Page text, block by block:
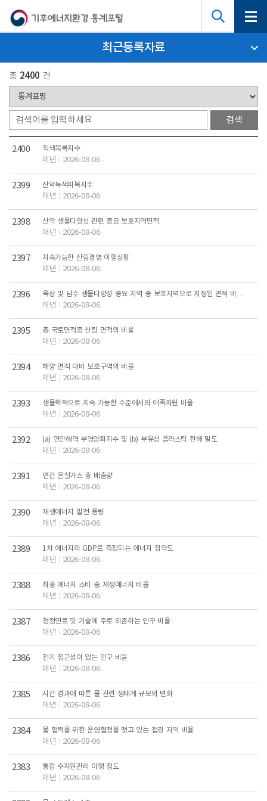
최근등록자료
총 2400 건
2400 적색목록지수
매년 2026-08-06
2399 산악녹색피복지수
매년 2026-08-06
2398 산악 생물다양성 관련 중요 보호지역면적
매년 2026-08-06
2397 지속가능한 산림경영 이행상황
매년 2026-08-06
2396
육상 및 담수 생물다양성 중요 지역 중 보호지역으로 지정된 면적 비율
(생태계 유형별)
매년 2026-08-06
2395 총 국토면적중 산림 면적의 비율
매년 2026-08-06
2394 해양 면적 대비 보호구역의 비율
매년 2026-08-06
2393 생물학적으로 지속 가능한 수준에서의 어족자원 비율
매년 2026-08-06
2392 (a) 연안해역 부영양화지수 및 (b) 부유성 플라스틱 잔해 밀도
매년 2026-08-06
2391 연간 온실가스 총 배출량
매년 2026-08-06
2390 재생에너지 발전 용량
매년 2026-08-06
2389 1차 에너지와 GDP로 측정되는 에너지 집약도
매년 2026-08-06
2388 최종 에너지 소비 중 재생에너지 비율
매년 2026-08-06
2387 청정연료 및 기술에 주로 의존하는 인구 비율
매년 2026-08-06
2386 전기 접근성이 있는 인구 비율
매년 2026-08-06
2385 시간 경과에 따른 물 관련 생태계 규모의 변화
매년 2026-08-06
2384 물 협력을 위한 운영협정을 맺고 있는 접경 지역 비율
매년 2026-08-06
2383 통합 수자원관리 이행 정도
매년 2026-08-06